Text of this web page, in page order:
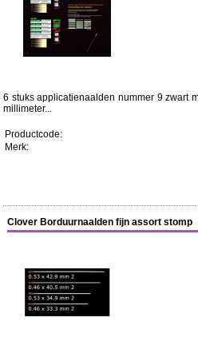
6 stuks applicatienaalden nummer 9 zwart
millimeter...
Productcode:
Merk:
Clover Borduurnaalden fijn assort stomp